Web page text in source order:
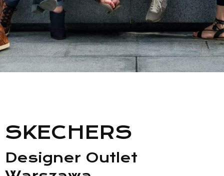
Lista sklepów
Informacje
SKECHERS
Designer Outlet